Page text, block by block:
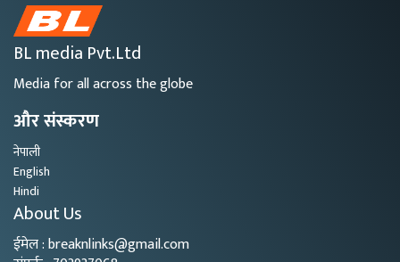
BL media Pvt.Ltd
Media for all across the globe
और संस्करण
नेपाली
English
Hindi
About Us
ईमेल : breaknlinks@gmail.com